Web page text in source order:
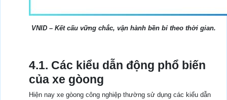
VNID – Kết cấu vững chắc, vận hành bền bỉ theo thời gian.
4.1. Các kiểu dẫn động phổ biến
của xe gòong
Hiện nay xe gòong công nghiệp thường sử dụng các kiểu dẫn